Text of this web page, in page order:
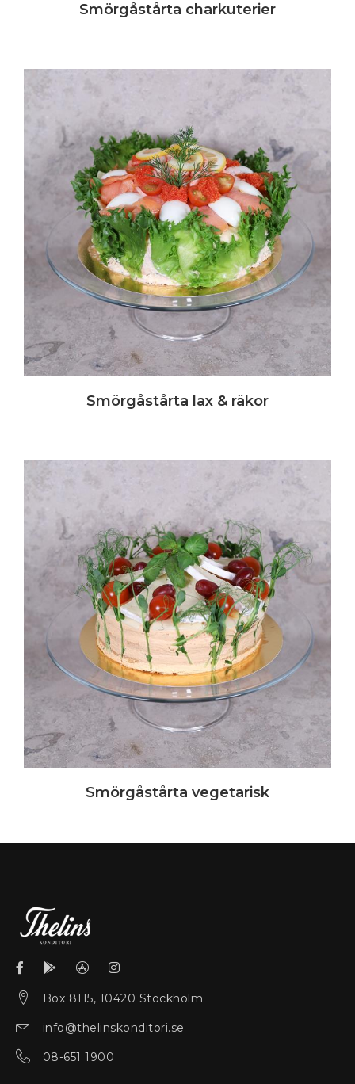
Smörgåstårta charkuterier
Smörgåstårta lax & räkor
Smörgåstårta vegetarisk
Box 8115, 10420 Stockholm
info@thelinskonditori.se
08-651 1900